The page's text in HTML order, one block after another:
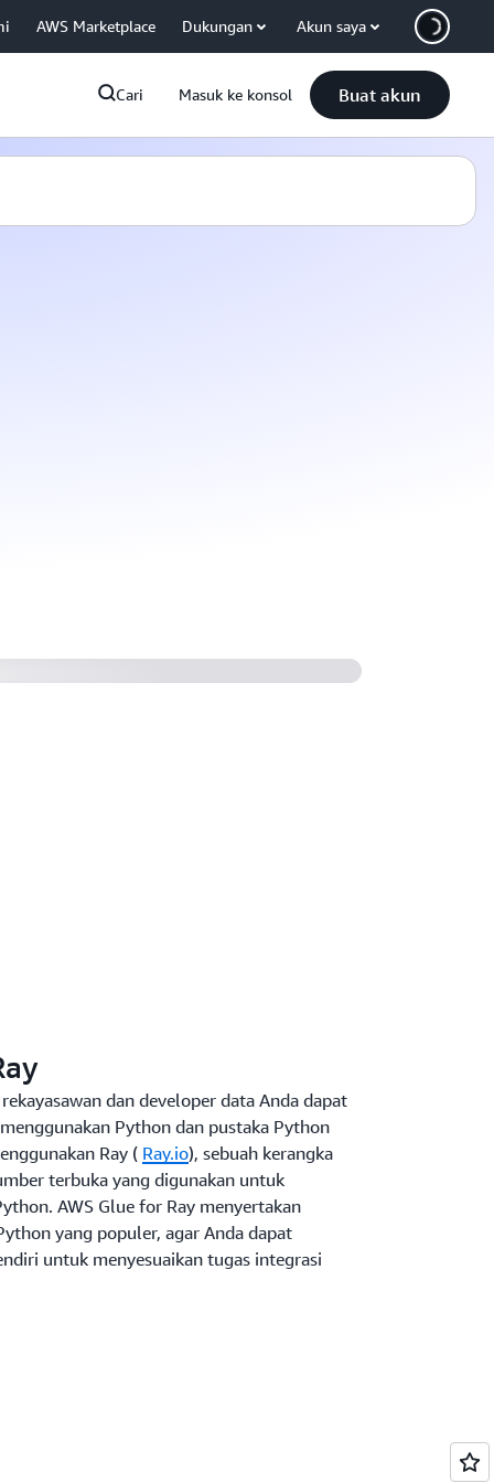
AWS Marketplace Dukungan Akun saya
Cari Masuk ke konsol Buat akun
dan developer data Anda dapat
Python dan pustaka Python
Ray ( Ray.io), sebuah kerangka
terbuka yang digunakan untuk
AWS Glue for Ray menyertakan
yang populer, agar Anda dapat
untuk menyesuaikan tugas integrasi